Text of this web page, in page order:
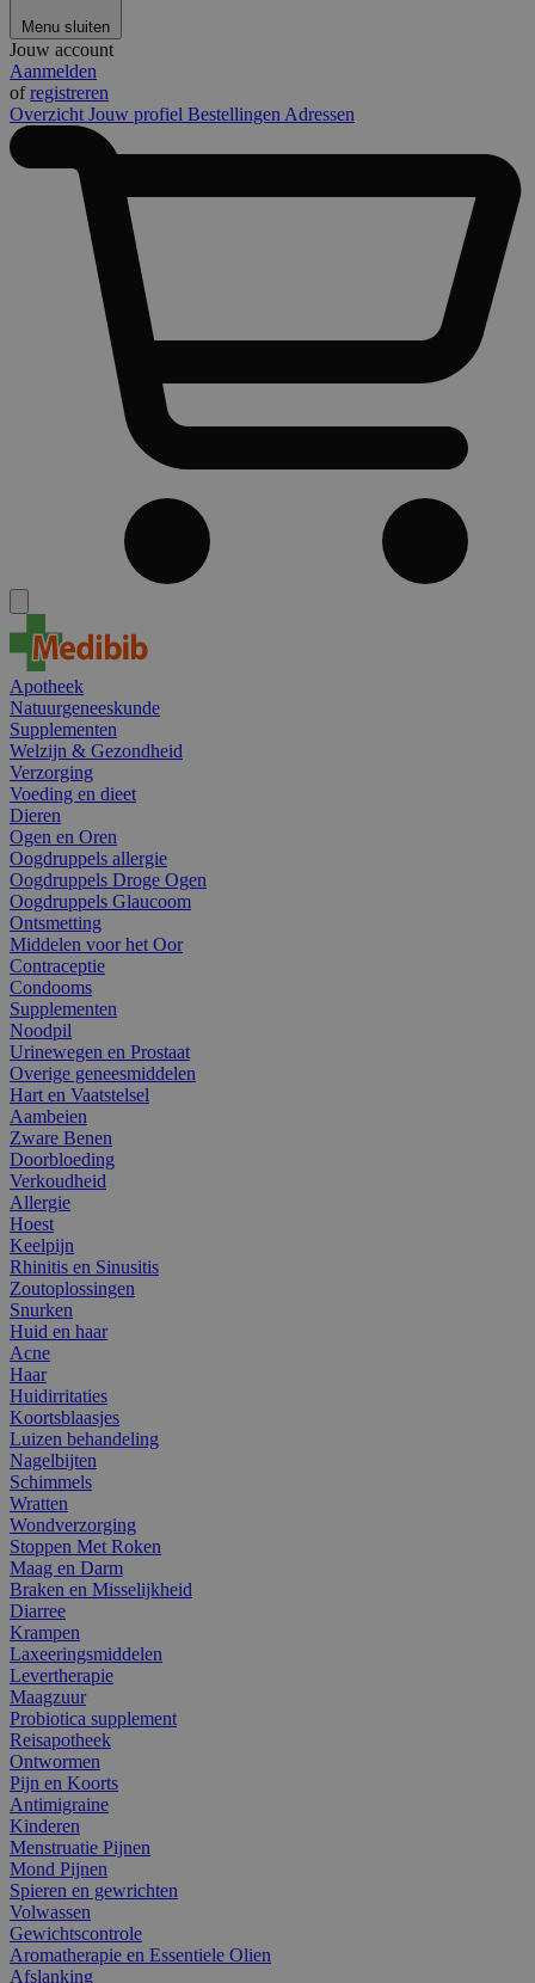
Menu sluiten
Jouw account
Aanmelden
ofregistreren
Overzicht Jouw profiel Bestellingen Adressen
Apotheek
Natuurgeneeskunde
Supplementen
Welzijn & Gezondheid
Verzorging
Voeding en dieet
Dieren
Ogen en Oren
Oogdruppels allergie
Oogdruppels Droge Ogen
Oogdruppels Glaucoom
Ontsmetting
Middelen voor het Oor
Contraceptie
Condooms
Supplementen
Noodpil
Urinewegen en Prostaat
Overige geneesmiddelen
Hart en Vaatstelsel
Aambeien
Zware Benen
Doorbloeding
Verkoudheid
Allergie
Hoest
Keelpijn
Rhinitis en Sinusitis
Zoutoplossingen
Snurken
Huid en haar
Acne
Haar
Huidirritaties
Koortsblaasjes
Luizen behandeling
Nagelbijten
Schimmels
Wratten
Wondverzorging
Stoppen Met Roken
Maag en Darm
Braken en Misselijkheid
Diarree
Krampen
Laxeeringsmiddelen
Levertherapie
Maagzuur
Probiotica supplement
Reisapotheek
Ontwormen
Pijn en Koorts
Antimigraine
Kinderen
Menstruatie Pijnen
Mond Pijnen
Spieren en gewrichten
Volwassen
Gewichtscontrole
Aromatherapie en Essentiele Olien
Afslanking